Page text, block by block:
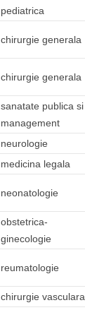
pediatrica
chirurgie generala
chirurgie generala
sanatate publica si
management
neurologie
medicina legala
neonatologie
obstetrica-
ginecologie
reumatologie
chirurgie vasculara